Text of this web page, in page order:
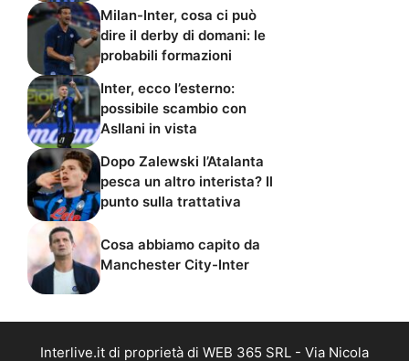
Milan-Inter, cosa ci può
dire il derby di domani: le
probabili formazioni
Inter, ecco l’esterno:
possibile scambio con
Asllani in vista
Dopo Zalewski l’Atalanta
pesca un altro interista? Il
punto sulla trattativa
Cosa abbiamo capito da
Manchester City-Inter
Interlive.it di proprietà di WEB 365 SRL - Via Nicola